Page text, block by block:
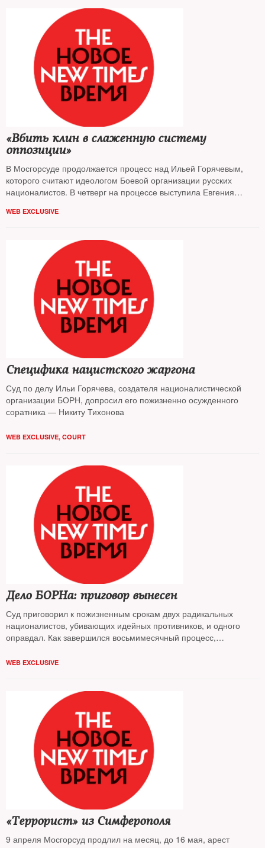
«Вбить клин в слаженную систему
оппозиции»
В Мосгорсуде продолжается процесс над Ильей Горячевым,
которого считают идеологом Боевой организации русских
националистов. В четверг на процессе выступила Евгения
по ее словам, заказал подсудимый.
WEB EXCLUSIVE
Специфика нацистского жаргона
Суд по делу Ильи Горячева, создателя националистической
организации БОРН, допросил его пожизненно осужденного
соратника — Никиту Тихонова
WEB EXCLUSIVE, COURT
Дело БОРНа: приговор вынесен
Суд приговорил к пожизненным срокам двух радикальных
националистов, убивающих идейных противников, и одного
оправдал. Как завершился восьмимесячный процесс,
WEB EXCLUSIVE
«Террорист» из Симферополя
9 апреля Мосгорсуд продлил на месяц, до 16 мая, арест